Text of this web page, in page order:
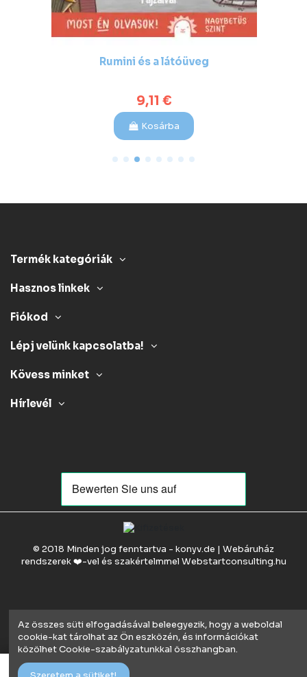
Rumini és a látóüveg
9,11 €
Kosárba
Termék kategóriák
Hasznos linkek
Fiókod
Lépj velünk kapcsolatba!
Kövess minket
Hírlevél
© 2018 Minden jog fenntartva - konyv.de | Webáruház
rendszerek ❤️-vel és szakértelmmel Webstartconsulting.hu
Az összes süti elfogadásával beleegyezik, hogy a weboldal
cookie-kat tárolhat az Ön eszközén, és információkat
közölhet Cookie-szabályzatunkkal összhangban.